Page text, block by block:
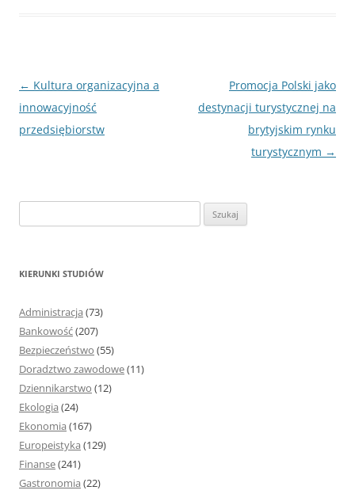
Nawigacja
wpisu
← Kultura organizacyjna a
innowacyjność
przedsiębiorstw
Promocja Polski jako
destynacji turystycznej na
brytyjskim rynku
turystycznym →
z
KIERUNKI STUDIÓW
Administracja (73)
Bankowość(207)
Bezpieczeństwo (55)
Doradztwo zawodowe(11)
Dziennikarstwo (12)
Ekologia (24)
Ekonomia (167)
Europeistyka (129)
Finanse(241)
Gastronomia (22)